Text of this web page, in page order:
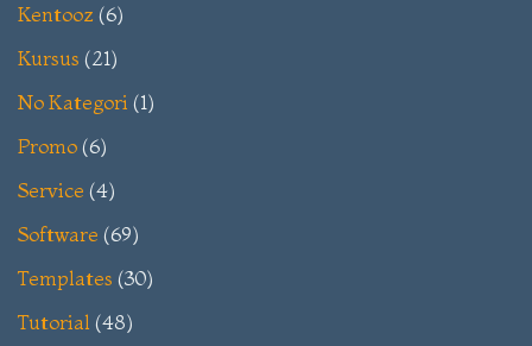
Kentooz (6)
Kursus (21)
No Kategori (1)
Promo(6)
Service (4)
Software (69)
Templates (30)
Tutorial (48)